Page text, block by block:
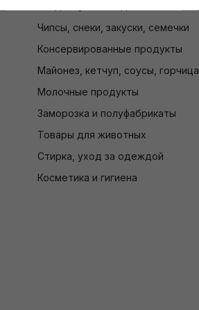
Чипсы, снеки, закуски, семечки
Консервированные продукты
Майонез, кетчуп, соусы, горчица
Молочные продукты
Заморозка и полуфабрикаты
Товары для животных
Стирка, уход за одеждой
Косметика и гигиена